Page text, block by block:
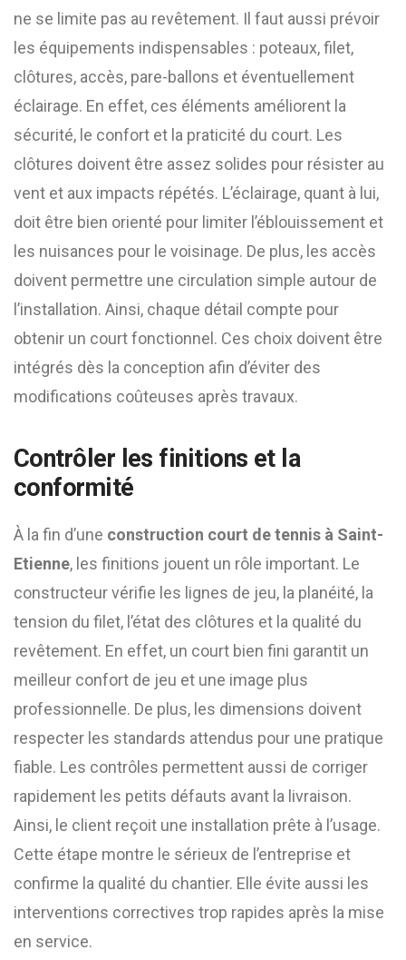
ne se limite pas au revêtement. Il faut aussi prévoir
les équipements indispensables : poteaux, filet,
clôtures, accès, pare-ballons et éventuellement
éclairage. En effet, ces éléments améliorent la
sécurité, le confort et la praticité du court. Les
clôtures doivent être assez solides pour résister au
vent et aux impacts répétés. L’éclairage, quant à lui,
doit être bien orienté pour limiter l’éblouissement et
les nuisances pour le voisinage. De plus, les accès
doivent permettre une circulation simple autour de
l’installation. Ainsi, chaque détail compte pour
obtenir un court fonctionnel. Ces choix doivent être
intégrés dès la conception afin d’éviter des
modifications coûteuses après travaux.
Contrôler les finitions et la
conformité
À la fin d’une construction court de tennis à Saint-
Etienne, les finitions jouent un rôle important. Le
constructeur vérifie les lignes de jeu, la planéité, la
tension du filet, l’état des clôtures et la qualité du
revêtement. En effet, un court bien fini garantit un
meilleur confort de jeu et une image plus
professionnelle. De plus, les dimensions doivent
respecter les standards attendus pour une pratique
fiable. Les contrôles permettent aussi de corriger
rapidement les petits défauts avant la livraison.
Ainsi, le client reçoit une installation prête à l’usage.
Cette étape montre le sérieux de l’entreprise et
confirme la qualité du chantier. Elle évite aussi les
interventions correctives trop rapides après la mise
en service.